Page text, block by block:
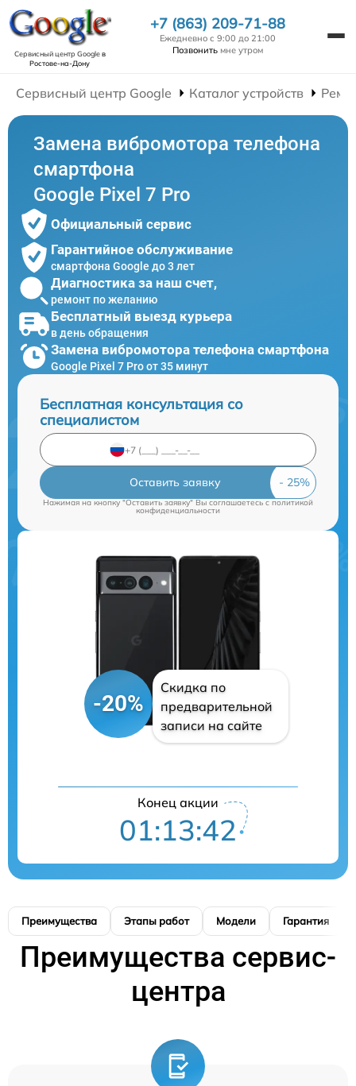
Сервисный центр Googleв
Ростове-на-Дону
+7 (863) 209-71-88
Ежедневно с 9:00 до 21:00
Позвонить мне утром
Сервисный центр Google Каталог устройств
Замена вибромотора телефона
смартфона
Google Pixel 7 Pro
Официальный сервис
Гарантийное обслуживание
смартфона Google до 3 лет
Диагностика за наш счет,
ремонт по желанию
Бесплатный выезд курьера
в день обращения
Замена вибромотора телефона смартфона
Google Pixel 7 Pro от 35 минут
Бесплатная консультация со
специалистом
Оставить заявку
Нажимая на кнопку "Оставить заявку" Вы соглашаетесь c политикой
конфиденциальности
-20%
Скидка по
предварительной
записи на сайте
Конец акции
01:13:41
Преимущества Этапы работ Модели Гарантия
Преимущества сервис-
центра